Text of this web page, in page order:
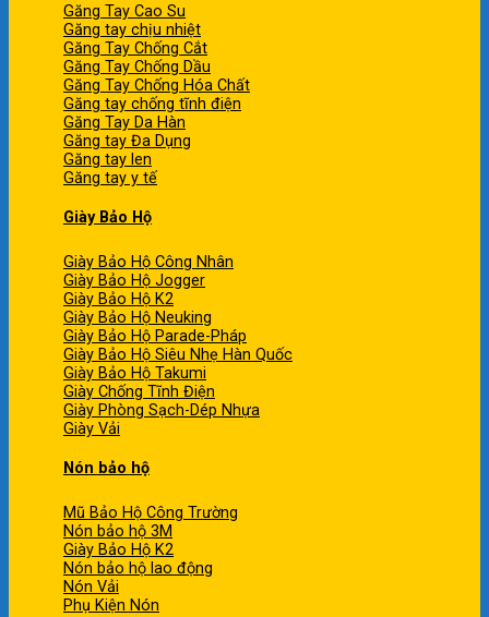
Găng Tay Cao Su
Găng tay chịu nhiệt
Găng Tay Chống Cắt
Găng Tay Chống Dầu
Găng Tay Chống Hóa Chất
Găng tay chống tĩnh điện
Găng Tay Da Hàn
Găng tay Đa Dụng
Găng tay len
Găng tay y tế
Giày Bảo Hộ
Giày Bảo Hộ Công Nhân
Giày Bảo Hộ Jogger
Giày Bảo Hộ K2
Giày Bảo Hộ Neuking
Giày Bảo Hộ Parade-Pháp
Giày Bảo Hộ Siêu Nhẹ Hàn Quốc
Giày Bảo Hộ Takumi
Giày Chống Tĩnh Điện
Giày Phòng Sạch-Dép Nhựa
Giày Vải
Nón bảo hộ
Mũ Bảo Hộ Công Trường
Nón bảo hộ 3M
Giày Bảo Hộ K2
Nón bảo hộ lao động
Nón Vải
Phụ Kiện Nón